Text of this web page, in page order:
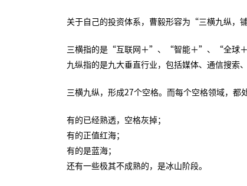
关于自己的投资体系，曹毅形容为“三横九纵，
三横指的是“互联网＋”、“智能＋”、“全球＋
九纵指的是九大垂直行业，包括媒体、通信搜索
三横九纵，形成27个空格。而每个空格领域，都
有的已经熟透，空格灰掉；
有的正值红海；
有的是蓝海；
还有一些极其不成熟的，是冰山阶段。